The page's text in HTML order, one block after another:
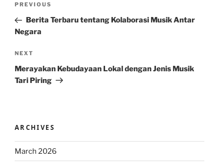
Previous
Post
PREVIOUS
Berita Terbaru tentang Kolaborasi Musik Antar
Negara
Next
Post
NEXT
Merayakan Kebudayaan Lokal dengan Jenis Musik
Tari Piring
ARCHIVES
March 2026